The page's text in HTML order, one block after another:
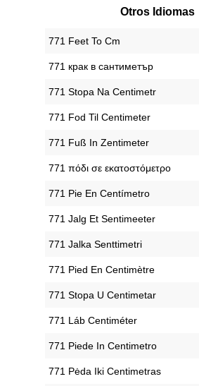
Otros Idiomas
‎771 Feet To Cm
‎771 крак в сантиметър
‎771 Stopa Na Centimetr
‎771 Fod Til Centimeter
‎771 Fuß In Zentimeter
‎771 πόδι σε εκατοστόμετρο
‎771 Pie En Centímetro
‎771 Jalg Et Sentimeeter
‎771 Jalka Senttimetri
‎771 Pied En Centimètre
‎771 Stopa U Centimetar
‎771 Láb Centiméter
‎771 Piede In Centimetro
‎771 Pėda Iki Centimetras